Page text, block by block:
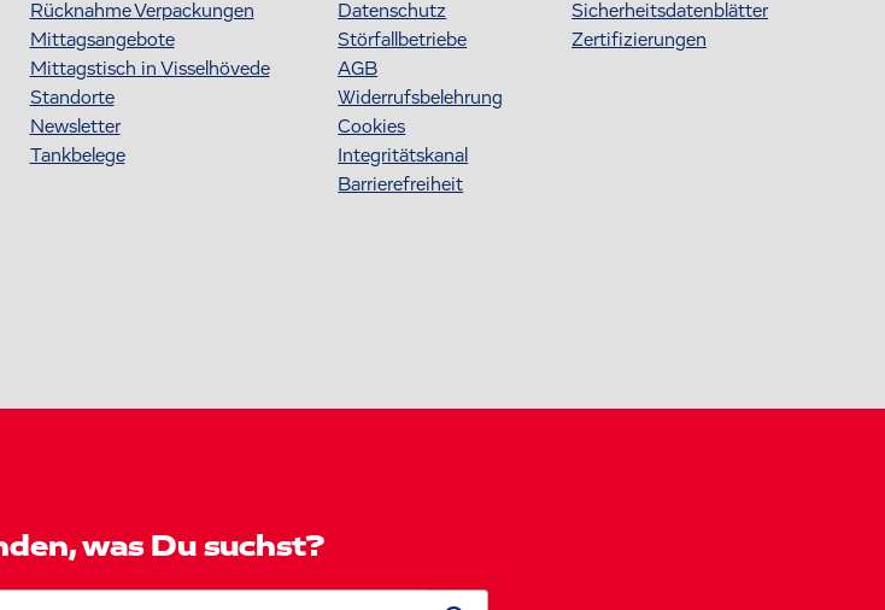
Rücknahme Verpackungen
Mittagsangebote
Mittagstisch in Visselhövede
Standorte
Newsletter
Tankbelege
Datenschutz
Störfallbetriebe
AGB
Widerrufsbelehrung
Cookies
Integritätskanal
Barrierefreiheit
S icherheitsdatenblätter
Zertifizierungen
was Du suchst?